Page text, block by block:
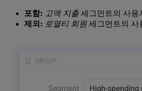
포함: 고액 지출 세그먼트의 사용
제외: 로열티 회원세그먼트의 사